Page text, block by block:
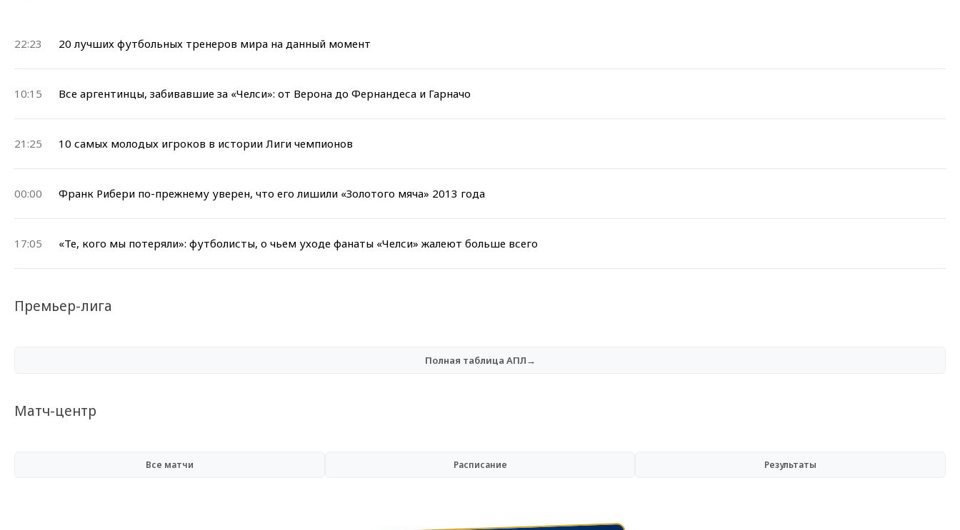
22:23 20 лучших футбольных тренеров мира на данный момент
10:15 Все аргентинцы, забивавшие за «Челси»: от Верона до Фернандеса и Гарначо
21:25 10 самых молодых игроков в истории Лиги чемпионов
00:00 Франк Рибери по-прежнему уверен, что его лишили «Золотого мяча» 2013 года
17:05 «Те, кого мы потеряли»: футболисты, о чьем уходе фанаты «Челси» жалеют больше всего
Премьер-лига
Полная таблица АПЛ→
Матч-центр
Все матчи Расписание Результаты